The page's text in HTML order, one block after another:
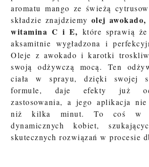
aromatu mango ze świeżą
składzie znajdziemy olej
witamina C i E, które sprawią
aksamitnie wygładzona i
Oleje z awokado i karotki
swoją odżywczą mocą. Ten
ciała w sprayu, dzięki swojej
formule, daje efekty już od
zastosowania, a jego aplikacja nie
niż kilka minut. To coś w
dynamicznych kobiet,
skutecznych rozwiązań w procesie